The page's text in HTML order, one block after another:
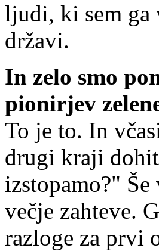
ljudi, ki sem ga
državi.
In zelo smo
pionirjev
To je to. In
drugi kraji
izstopamo?"
večje zahteve.
razloge za prvi